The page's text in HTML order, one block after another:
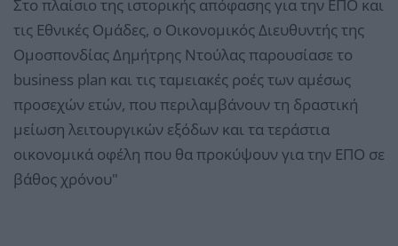
Στο πλαίσιο της ιστορικής απόφασης για την ΕΠΟ και
τις Εθνικές Ομάδες, ο Οικονομικός Διευθυντής της
Ομοσπονδίας Δημήτρης Ντούλας παρουσίασε το
business plan και τις ταμειακές ροές των αμέσως
προσεχών ετών, που περιλαμβάνουν τη δραστική
μείωση λειτουργικών εξόδων και τα τεράστια
οικονομικά οφέλη που θα προκύψουν για την ΕΠΟ σε
βάθος χρόνου"